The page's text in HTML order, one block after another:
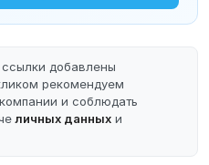
добавлены
рекомендуем
и соблюдать
личных данных и